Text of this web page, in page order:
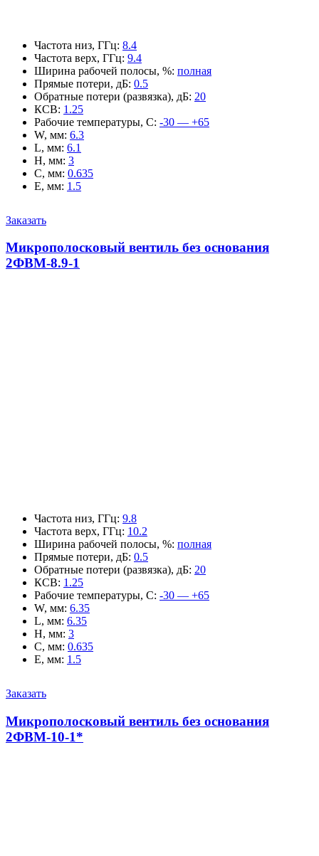
Частота низ, ГГц: 8.4
Частота верх, ГГц: 9.4
Ширина рабочей полосы, %: полная
Прямые потери, дБ: 0.5
Обратные потери (развязка), дБ: 20
КСВ: 1.25
Рабочие температуры, С: -30 — +65
W, мм: 6.3
L, мм: 6.1
H, мм: 3
C, мм: 0.635
E, мм: 1.5
Заказать
Микрополосковый вентиль без основания
2ФВМ-8.9-1
Частота низ, ГГц: 9.8
Частота верх, ГГц: 10.2
Ширина рабочей полосы, %: полная
Прямые потери, дБ: 0.5
Обратные потери (развязка), дБ: 20
КСВ: 1.25
Рабочие температуры, С: -30 — +65
W, мм: 6.35
L, мм: 6.35
H, мм: 3
C, мм: 0.635
E, мм: 1.5
Заказать
Микрополосковый вентиль без основания
2ФВМ-10-1*